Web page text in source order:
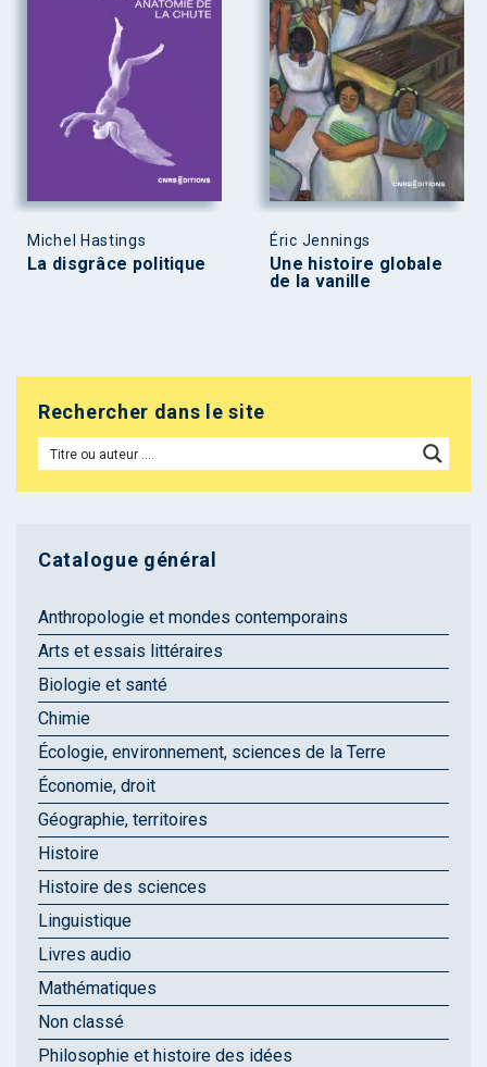
Michel Hastings
La disgrâce politique
Éric Jennings
Une histoire globale
de la vanille
Rechercher dans le site
Catalogue général
Anthropologie et mondes contemporains
Arts et essais littéraires
Biologie et santé
Chimie
Écologie, environnement, sciences de la Terre
Économie, droit
Géographie, territoires
Histoire
Histoire des sciences
Linguistique
Livres audio
Mathématiques
Non classé
Philosophie et histoire des idées